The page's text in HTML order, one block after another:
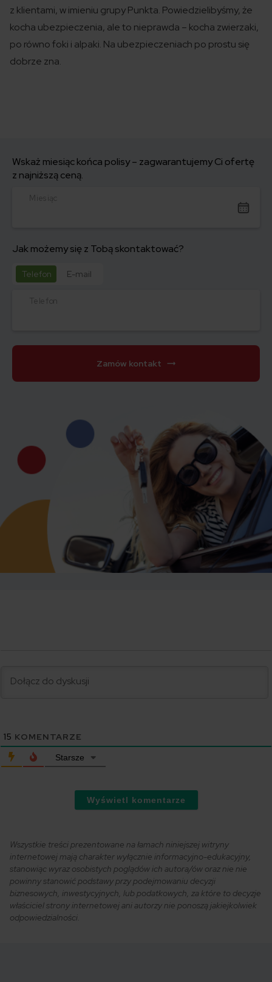
z klientami, w imieniu grupy Punkta. Powiedzielibyśmy, że
kocha ubezpieczenia, ale to nieprawda – kocha zwierzaki,
po równo foki i alpaki. Na ubezpieczeniach po prostu się
dobrze zna.
Wskaż miesiąc końca polisy – zagwarantujemy Ci ofertę
z najniższą ceną.
Miesiąc
Jak możemy się z Tobą skontaktować?
Telefon E-mail
Telefon
Zamów kontakt
15 KOMENTARZE
Starsze
Wyświetl komentarze
Wszystkie treści prezentowane na łamach niniejszej witryny
internetowej mają charakter wyłącznie informacyjno-edukacyjny,
stanowiąc wyraz osobistych poglądów ich autora/ów oraz nie nie
powinny stanowić podstawy przy podejmowaniu decyzji
biznesowych, inwestycyjnych, lub podatkowych, za które to decyzje
właściciel strony internetowej ani autorzy nie ponoszą jakiejkolwiek
odpowiedzialności.